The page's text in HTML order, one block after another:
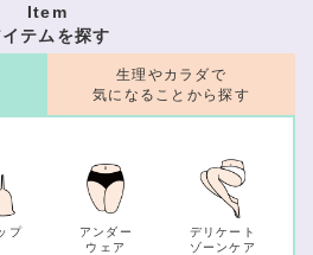
Item
イテムを探す
プ
アンダー
ウェア
デリケート
ゾーンケア
生理やカラダで
気になることから探す